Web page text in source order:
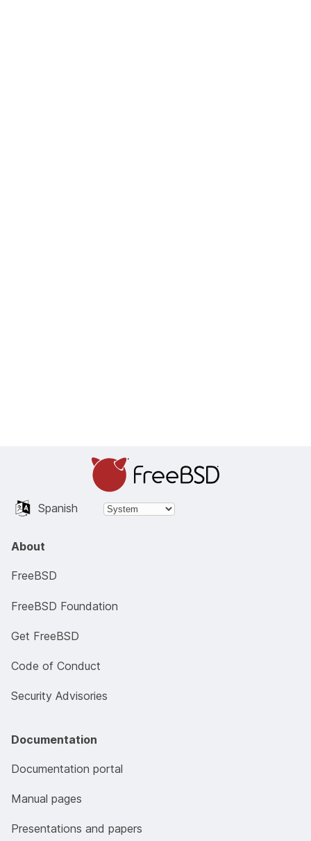
Spanish
About
FreeBSD
FreeBSD Foundation
Get FreeBSD
Code of Conduct
Security Advisories
Documentation
Documentation portal
Manual pages
Presentations and papers